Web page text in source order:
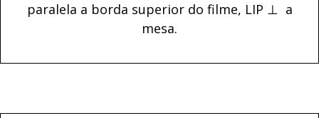
paralela a borda superior do filme, LIP ⊥ a
mesa.